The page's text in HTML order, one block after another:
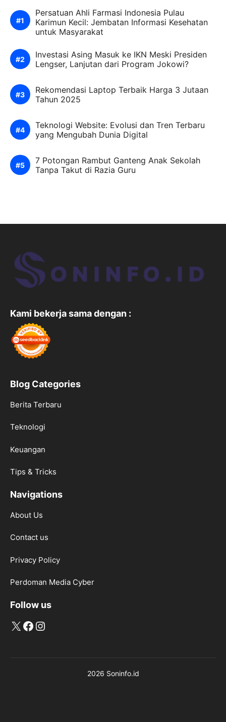
Persatuan Ahli Farmasi Indonesia Pulau
Karimun Kecil: Jembatan Informasi Kesehatan
untuk Masyarakat
Investasi Asing Masuk ke IKN Meski Presiden
Lengser, Lanjutan dari Program Jokowi?
Rekomendasi Laptop Terbaik Harga 3 Jutaan
Tahun 2025
Teknologi Website: Evolusi dan Tren Terbaru
yang Mengubah Dunia Digital
7 Potongan Rambut Ganteng Anak Sekolah
Tanpa Takut di Razia Guru
Kami bekerja sama dengan :
Blog Categories
Berita Terbaru
Teknologi
Keuangan
Tips & Tricks
Navigations
About Us
Contact us
Privacy Policy
Perdoman Media Cyber
Follow us
X Facebook
Instagram
2026 Soninfo.id